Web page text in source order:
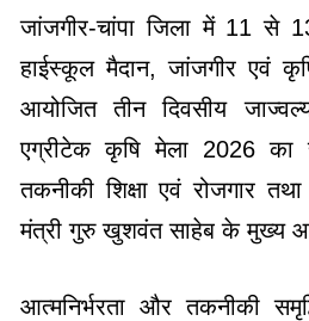
जांजगीर-चांपा जिला में 11 से
हाईस्कूल मैदान, जांजगीर एवं
आयोजित तीन दिवसीय
एग्रीटेक कृषि मेला 2026 का
तकनीकी शिक्षा एवं रोजगार
मंत्री गुरु खुशवंत साहेब के मुख्य
आत्मनिर्भरता और तकनीकी